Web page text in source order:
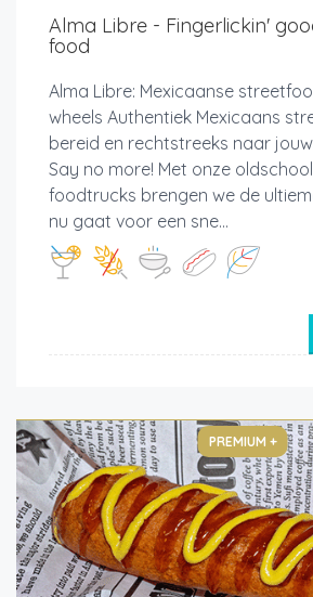
Alma Libre - Fingerlickin'
food
Alma Libre: Mexicaanse
wheels Authentiek Mexicaans
bereid en rechtstreeks naar
Say no more! Met onze
foodtrucks brengen we de
nu gaat voor een sne...
PREMIUM +